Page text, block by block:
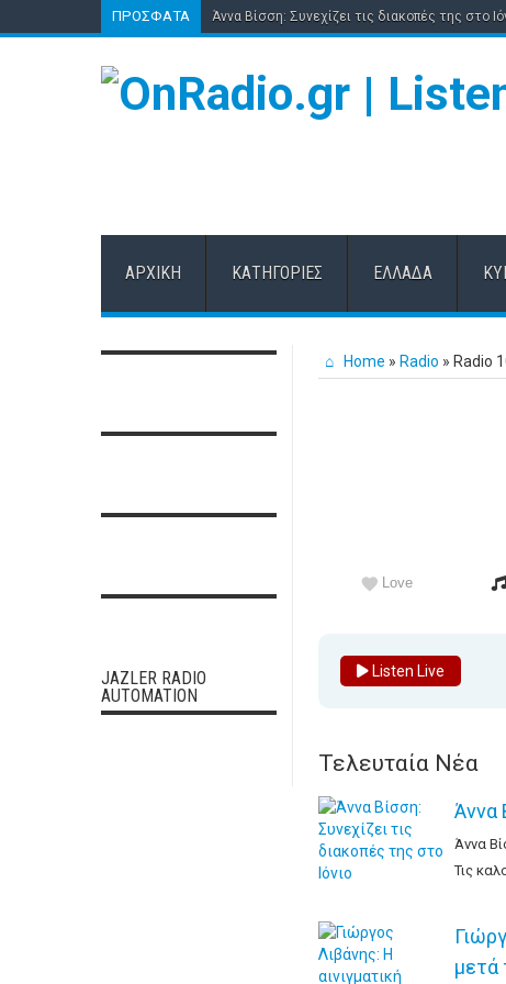
ΠΡΌΣΦΑΤΑ Άννα Βίσση: Συνεχίζει τις διακοπές της στο
ΑΡΧΙΚΉ ΚΑΤΗΓΟΡΊΕΣ ΕΛΛΆΔΑ
Home » Radio » Radio
Love
Listen Live
Τελευταία Νέα
Άννα
Άννα
Τις
μετά
JAZLER RADIO
AUTOMATION